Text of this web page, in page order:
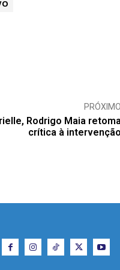
PRÓXIMO
Rodrigo Maia
crítica à intervenção